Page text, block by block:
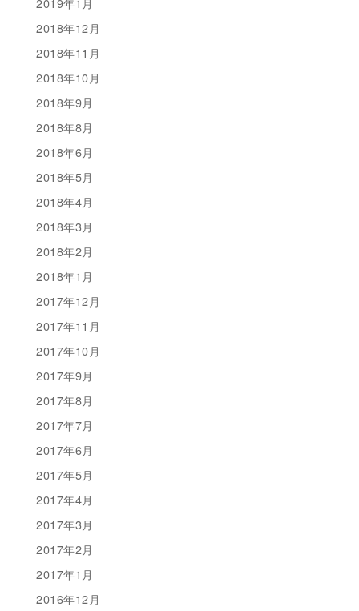
2018年12月
2018年11月
2018年10月
2018年9月
2018年8月
2018年6月
2018年5月
2018年4月
2018年3月
2018年2月
2018年1月
2017年12月
2017年11月
2017年10月
2017年9月
2017年8月
2017年7月
2017年6月
2017年5月
2017年4月
2017年3月
2017年2月
2017年1月
2016年12月